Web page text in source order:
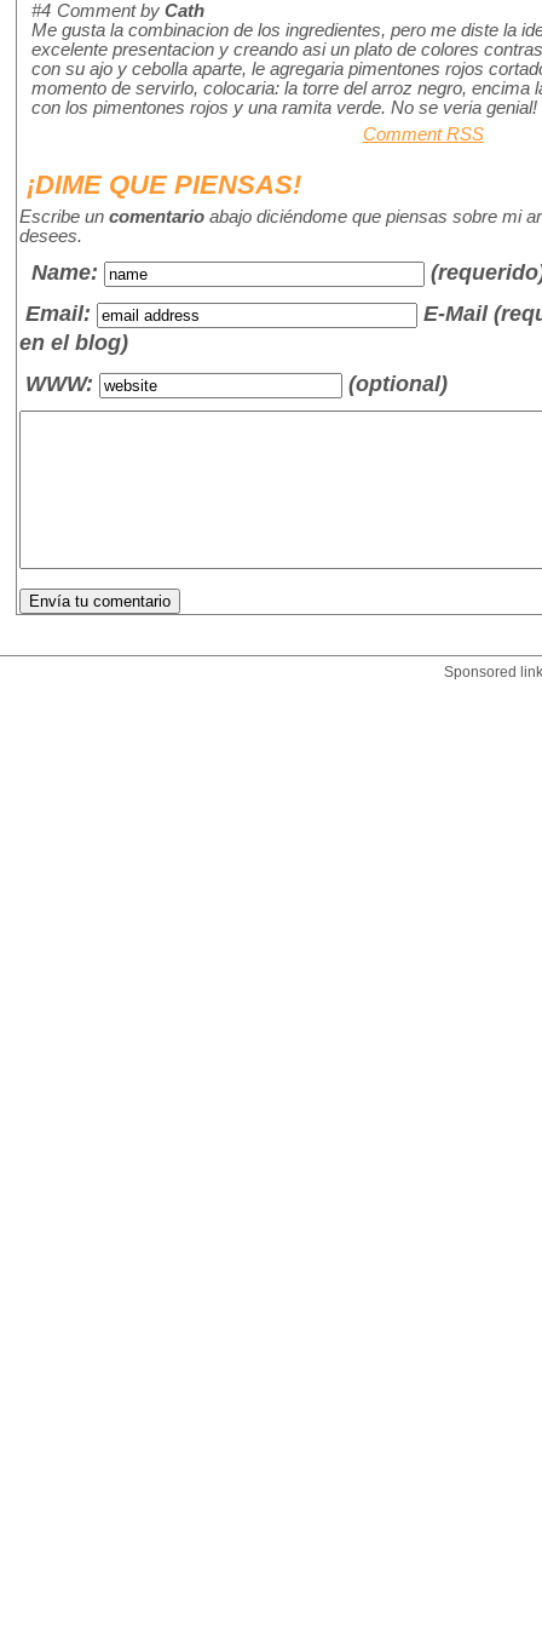
#4 Comment by Cath
Me gusta la combinacion de los ingredientes, pero me diste la
excelente presentacion y creando asi un plato de colores
con su ajo y cebolla aparte, le agregaria pimentones rojos
momento de servirlo, colocaria: la torre del arroz negro, encima
con los pimentones rojos y una ramita verde. No se veria genial!
Comment RSS
¡DIME QUE PIENSAS!
Escribe un comentario abajo diciéndome que piensas sobre mi
desees.
Name:
Email:
E-Mail
en el blog)
WWW:
(optional)
Sponsored